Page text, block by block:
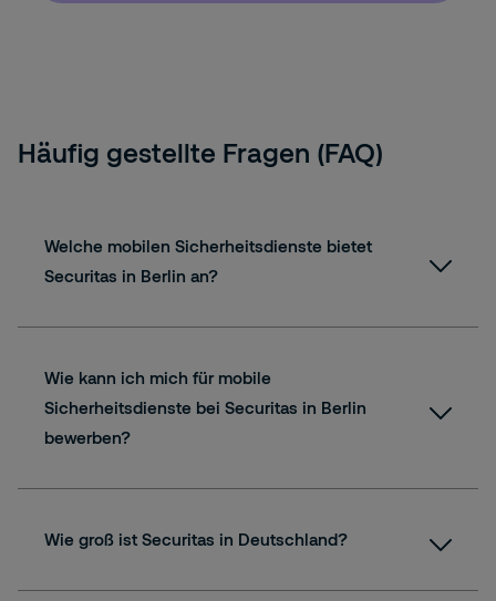
Häufig gestellte Fragen (FAQ)
Welche mobilen Sicherheitsdienste bietet
Securitas in Berlin an?
Wie kann ich mich für mobile
Sicherheitsdienste bei Securitas in Berlin
bewerben?
Wie groß ist Securitas in Deutschland?